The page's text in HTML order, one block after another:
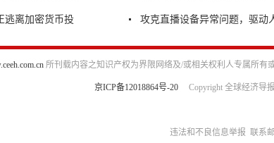
逃离加密货币投 攻克直播设备异常问题，驱动
所刊载内容之知识产权为界限网络及/或相关权利人专属所有
京ICP备12018864号-20 Copyright 全球经济导
违法和不良信息举报 联系邮